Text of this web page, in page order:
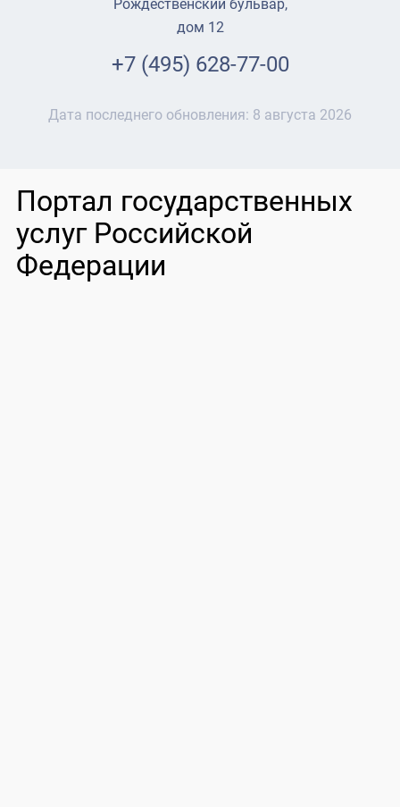
Рождественский бульвар,
дом 12
+7 (495) 628-77-00
Дата последнего обновления: 8 августа 2026
Портал государственных
услуг Российской
Федерации